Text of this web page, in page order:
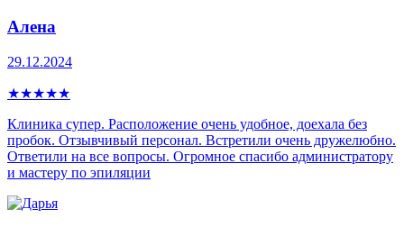
Алена
29.12.2024
★★★★★
Клиника супер. Расположение очень удобное, доехала без
пробок. Отзывчивый персонал. Встретили очень дружелюбно.
Ответили на все вопросы. Огромное спасибо администратору
и мастеру по эпиляции